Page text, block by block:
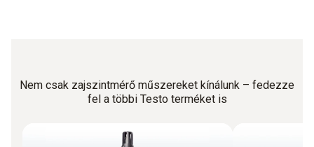
Nem csak zajszintmérő műszereket kínálunk – fedezze
fel a többi Testo terméket is